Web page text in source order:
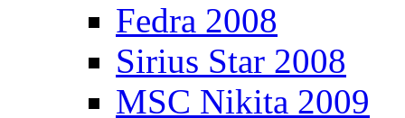
Fedra 2008
Sirius Star 2008
MSC Nikita 2009